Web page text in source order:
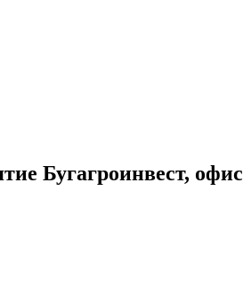
Бугагроинвест, офис